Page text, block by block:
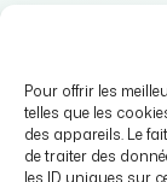
Pour offrir les
telles que les
des appareils. Le
de traiter des
les ID uniques sur